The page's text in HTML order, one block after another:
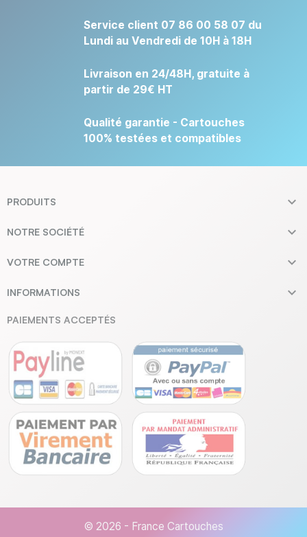
Service client 07 86 00 58 07 du
Lundi au Vendredi de 10H à 18H
Livraison en 24/48H, gratuite à
partir de 29€ HT
Qualité garantie - Cartouches
100% testées et compatibles
PRODUITS 
NOTRE SOCIÉTÉ 
VOTRE COMPTE 
INFORMATIONS 
PAIEMENTS ACCEPTÉS
© 2026 - France Cartouches